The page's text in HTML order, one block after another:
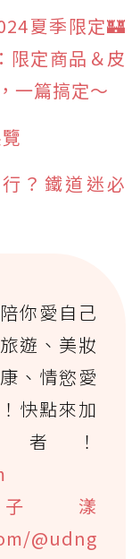
夏季限定🏰
限定商品＆皮
一篇搞定～
？鐵道迷必
你愛自己
遊、美妝
、情慾愛
快點來加
！
漾
@udng